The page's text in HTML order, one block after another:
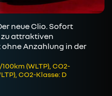
neue Clio. Sofort
zu attraktiven
ohne Anzahlung in der
(WLTP), CO2-
CO2-Klasse: D